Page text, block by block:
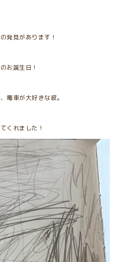
発見があります！
お誕生日！
電車が大好きな彼。
くれました！